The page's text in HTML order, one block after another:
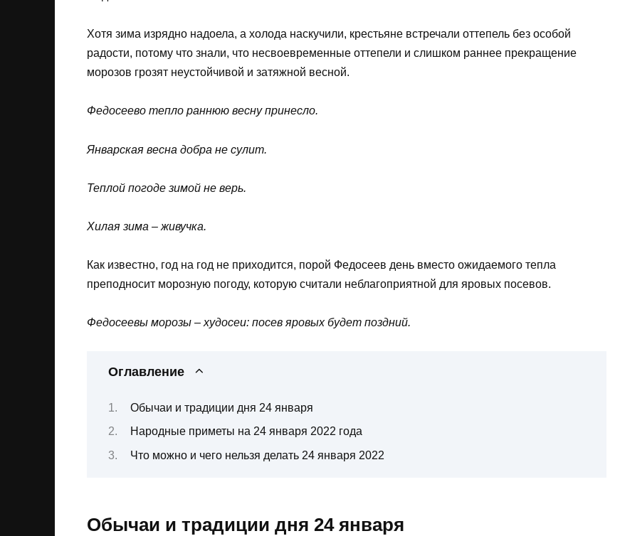
Хотя зима изрядно надоела, а холода наскучили, крестьяне встречали оттепель без особой
радости, потому что знали, что несвоевременные оттепели и слишком раннее прекращение
морозов грозят неустойчивой и затяжной весной.
Федосеево тепло раннюю весну принесло.
Январская весна добра не сулит.
Теплой погоде зимой не верь.
Хилая зима – живучка.
Как известно, год на год не приходится, порой Федосеев день вместо ожидаемого тепла
преподносит морозную погоду, которую считали неблагоприятной для яровых посевов.
Федосеевы морозы – худосеи: посев яровых будет поздний.
Оглавление
Обычаи и традиции дня 24 января
Народные приметы на 24 января 2022 года
Что можно и чего нельзя делать 24 января 2022
Обычаи и традиции дня 24 января